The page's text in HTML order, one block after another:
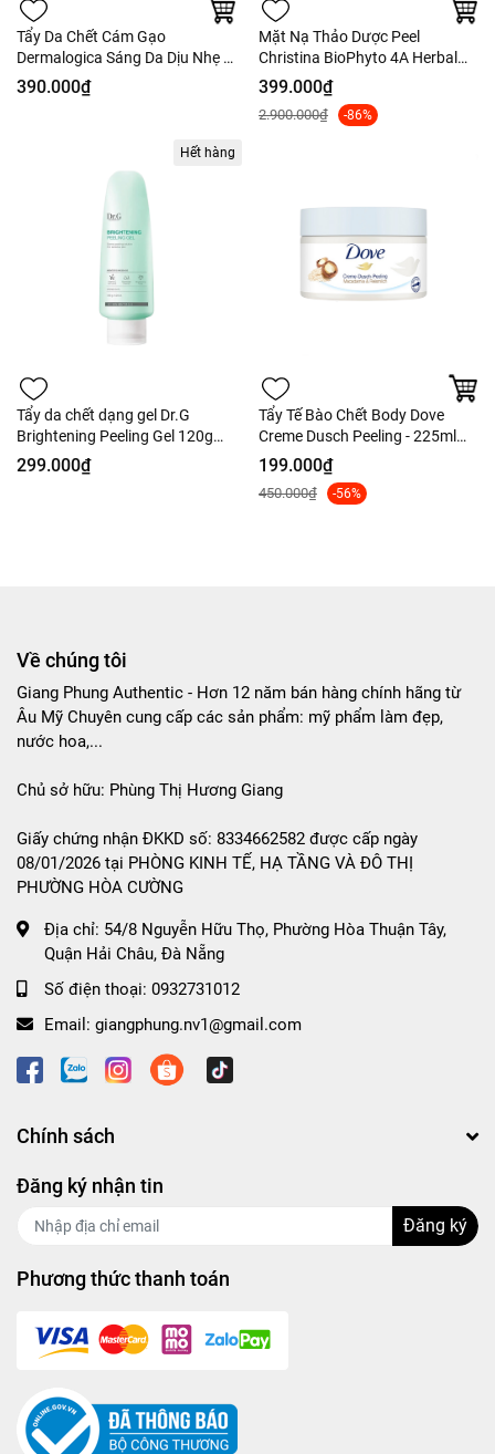
Tẩy Da Chết Cám Gạo
Dermalogica Sáng Da Dịu Nhẹ -
13g - Fullbox
390.000₫
Mặt Nạ Thảo Dược Peel
Christina BioPhyto 4A Herbal
Peel Thải Độc Sáng Da
399.000₫
2.900.000₫ -86%
Hết hàng
Tẩy da chết dạng gel Dr.G
Brightening Peeling Gel 120g
Tách set Nobox
299.000₫
Tẩy Tế Bào Chết Body Dove
Creme Dusch Peeling - 225ml
(Bản Đức)
199.000₫
450.000₫ -56%
Về chúng tôi
Giang Phung Authentic - Hơn 12 năm bán hàng chính hãng từ
Âu Mỹ Chuyên cung cấp các sản phẩm: mỹ phẩm làm đẹp,
nước hoa,...
Chủ sở hữu: Phùng Thị Hương Giang
Giấy chứng nhận ĐKKD số: 8334662582 được cấp ngày
08/01/2026 tại PHÒNG KINH TẾ, HẠ TẦNG VÀ ĐÔ THỊ
PHƯỜNG HÒA CƯỜNG
Địa chỉ: 54/8 Nguyễn Hữu Thọ, Phường Hòa Thuận Tây,
Quận Hải Châu, Đà Nẵng
Số điện thoại: 0932731012
Email: giangphung.nv1@gmail.com
Chính sách
Đăng ký nhận tin
Đăng ký
Phương thức thanh toán